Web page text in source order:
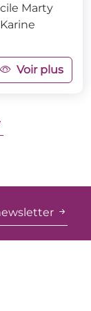
Marty
Voir plus